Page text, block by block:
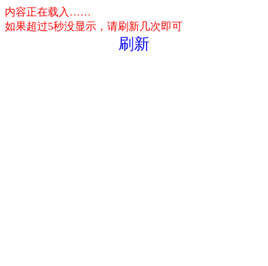
内容正在载入……
如果超过5秒没显示，请刷新几次即可
刷新